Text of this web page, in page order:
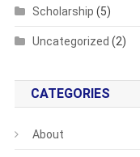
Scholarship (5)
Uncategorized (2)
CATEGORIES
About